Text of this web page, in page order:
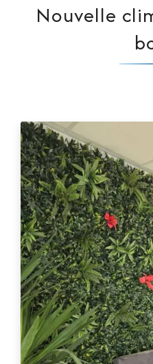
Nouvelle